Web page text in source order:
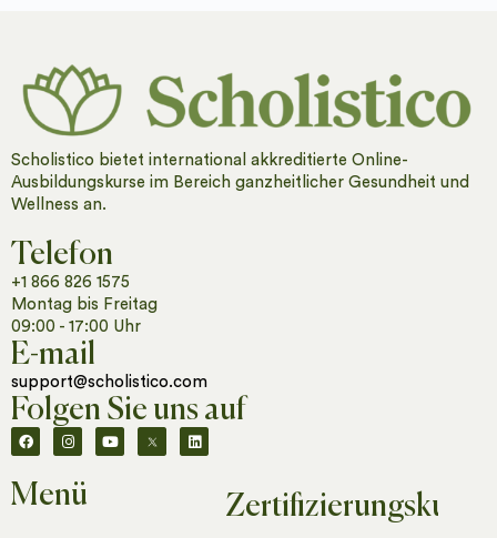
Scholistico bietet international akkreditierte Online-
Ausbildungskurse im Bereich ganzheitlicher Gesundheit und
Wellness an.
Telefon
+1 866 826 1575
Montag bis Freitag
09:00 - 17:00 Uhr
E-mail
support@scholistico.com
Folgen Sie uns auf
Menü Zertifizierungskurse